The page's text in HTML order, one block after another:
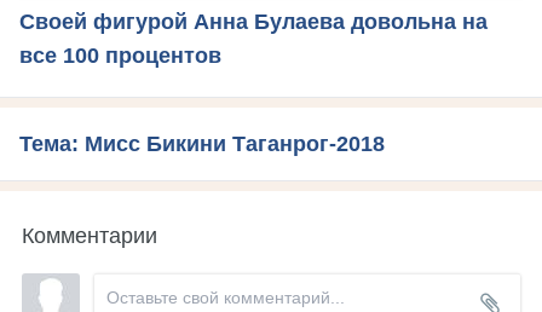
Своей фигурой Анна Булаева довольна на
все 100 процентов
Тема: Мисс Бикини Таганрог-2018
Комментарии